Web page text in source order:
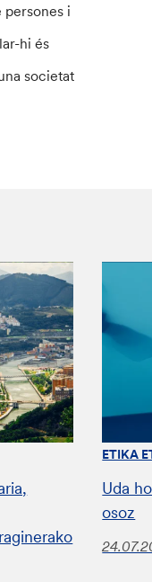
persones i
hi és
societat
ETIKA
Uda
osoz